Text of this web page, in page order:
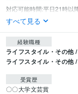
対応可能時間:平日21時以
すべて見る
経験職種
ライフスタイル・その他
ライフスタイル・その他
受賞歴
〇〇大学文芸賞